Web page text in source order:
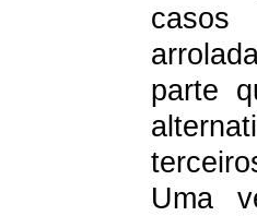
casos
parte
Uma